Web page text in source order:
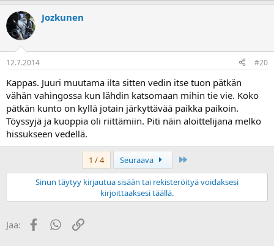
Jozkunen
12.7.2014 #20
Kappas. Juuri muutama ilta sitten vedin itse tuon pätkän
vähän vahingossa kun lähdin katsomaan mihin tie vie. Koko
pätkän kunto on kyllä jotain järkyttävää paikka paikoin.
Töyssyjä ja kuoppia oli riittämiin. Piti näin aloittelijana melko
hissukseen vedellä.
1 / 4 Seuraava
Sinun täytyy kirjautua sisään tai rekisteröityä voidaksesi
kirjoittaaksesi täällä.
Jaa: FacebookWhatsApp
Linkki